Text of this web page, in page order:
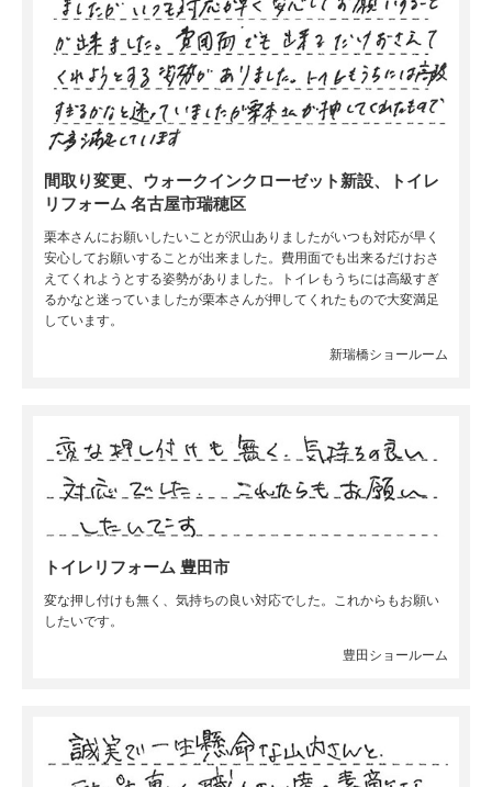
間取り変更、ウォークインクローゼット新設、トイレ
リフォーム 名古屋市瑞穂区
栗本さんにお願いしたいことが沢山ありましたがいつも対応が早く
安心してお願いすることが出来ました。費用面でも出来るだけおさ
えてくれようとする姿勢がありました。トイレもうちには高級すぎ
るかなと迷っていましたが栗本さんが押してくれたもので大変満足
しています。
新瑞橋ショールーム
トイレリフォーム 豊田市
変な押し付けも無く、気持ちの良い対応でした。これからもお願い
したいです。
豊田ショールーム